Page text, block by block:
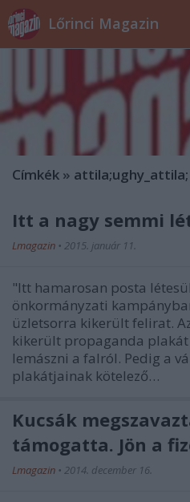
Lőrinci Magazin
Címkék » attila;ughy_attila;
Itt a nagy semmi
Lmagazin • 2015. január 11.
"Itt hamarosan posta
önkormányzati
üzletsorra kikerült felirat.
kikerült propaganda
lemászni a falról. Pedig a
plakátjainak kötelező…
Kucsák
támogatta. Jön a
Lmagazin • 2014. december 16.